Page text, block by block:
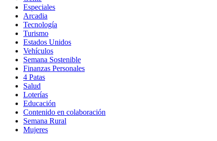
Especiales
Arcadia
Tecnología
Turismo
Estados Unidos
Vehículos
Semana Sostenible
Finanzas Personales
4 Patas
Salud
Loterías
Educación
Contenido en colaboración
Semana Rural
Mujeres